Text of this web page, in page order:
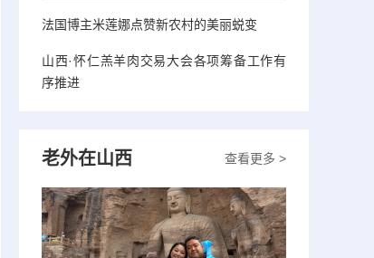
法国博主米莲娜点赞新农村的美丽蜕变
山西·怀仁羔羊肉交易大会各项筹备工作有
序推进
查看更多 >
老外在山西